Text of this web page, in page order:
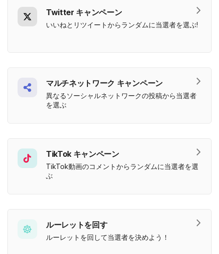
Twitter キャンペーン
いいねとリツイートからランダムに当選者を選ぶ!
マルチネットワーク キャンペーン
異なるソーシャルネットワークの投稿から当選者
を選ぶ
TikTok キャンペーン
TikTok動画のコメントからランダムに当選者を選
ぶ
ルーレットを回す
ルーレットを回して当選者を決めよう！